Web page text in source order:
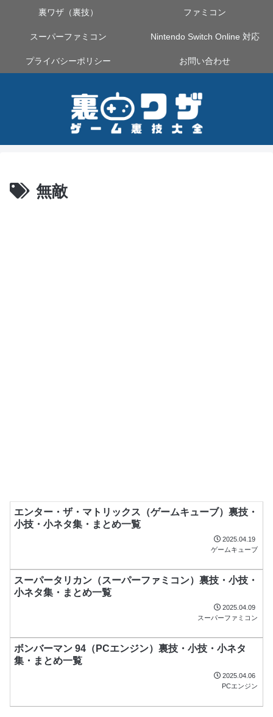
裏ワザ（裏技） ファミコン
スーパーファミコン Nintendo Switch Online 対応
プライバシーポリシー お問い合わせ
無敵
エンター・ザ・マトリックス（ゲームキューブ）裏技・
小技・小ネタ集・まとめ一覧
2025.04.19
ゲームキューブ
スーパータリカン（スーパーファミコン）裏技・小技・
小ネタ集・まとめ一覧
2025.04.09
スーパーファミコン
ボンバーマン 94（PCエンジン）裏技・小技・小ネタ
集・まとめ一覧
2025.04.06
PCエンジン